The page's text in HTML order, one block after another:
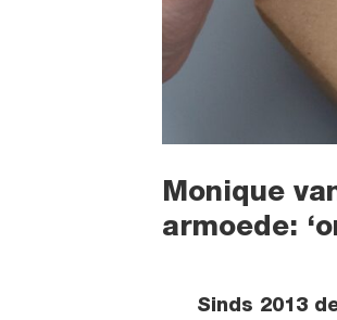
Monique
armoede:
Sinds 2013